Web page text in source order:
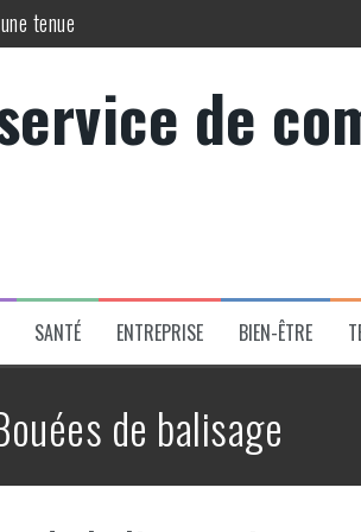
tenue
la méthode Dukan
les pièges et renforcer votre couverture
de
SANTÉ ENTREPRISE BIEN-ÊTRE
de balisage